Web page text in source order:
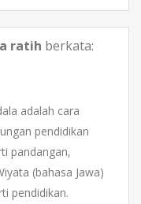
ratih berkata:
adalah cara
pendidikan
pandangan,
(bahasa Jawa)
pendidikan.